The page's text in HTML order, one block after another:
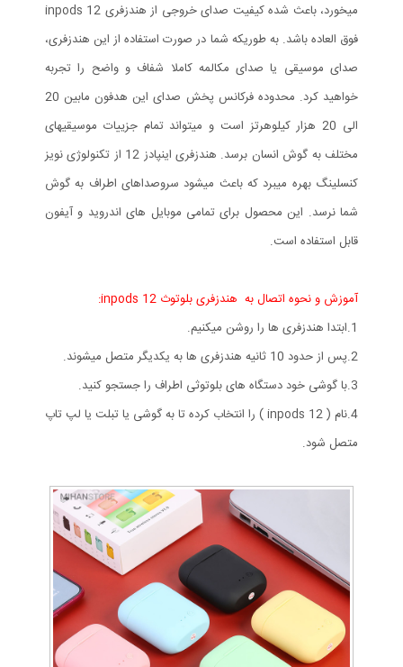
میخورد، باعث شده کیفیت صدای خروجی از هندزفری inpods 12
فوق العاده باشد. به طوریکه شما در صورت استفاده از این هندزفری،
صدای موسیقی یا صدای مکالمه کاملا شفاف و واضح را تجربه
خواهید کرد. محدوده فرکانس پخش صدای این هدفون مابین 20
الی 20 هزار کیلوهرتز است و میتواند تمام جزییات موسیقیهای
مختلف به گوش انسان برسد. هندزفری اینپادز 12 از تکنولوژی نویز
کنسلینگ بهره میبرد که باعث میشود سروصداهای اطراف به گوش
شما نرسد. این محصول برای تمامی موبایل های اندروید و آیفون
قابل استفاده است.
آموزش و نحوه اتصال به هندزفری بلوتوث inpods 12:
1.ابتدا هندزفری ها را روشن میکنیم.
2.پس از حدود 10 ثانیه هندزفری ها به یکدیگر متصل میشوند.
3.با گوشی خود دستگاه های بلوتوثی اطراف را جستجو کنید.
4.نام ( inpods 12 ) را انتخاب کرده تا به گوشی یا تبلت یا لپ تاپ
متصل شود.